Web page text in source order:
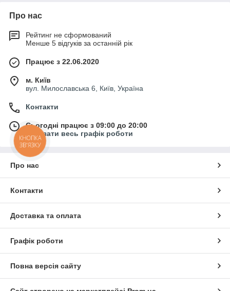
Про нас
Рейтинг не сформований
Менше 5 відгуків за останній рік
Працює з 22.06.2020
м. Київ
вул. Милославська 6, Київ, Україна
Контакти
Сьогодні працює з 09:00 до 20:00
Показати весь графік роботи
Про нас
Контакти
Доставка та оплата
Графік роботи
Повна версія сайту
КНОПКА
ЗВ'ЯЗКУ